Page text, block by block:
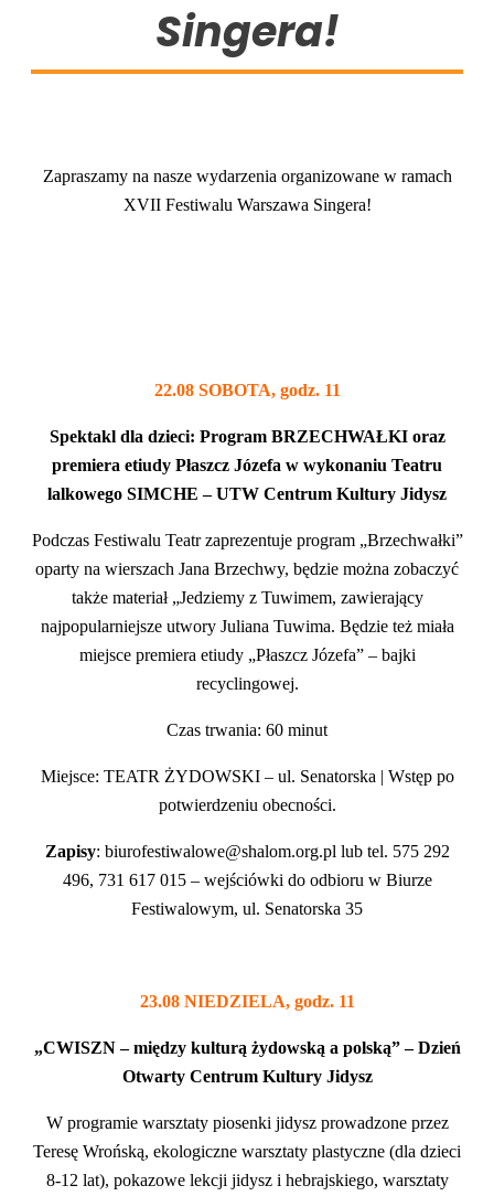
Singera!
Zapraszamy na nasze wydarzenia organizowane w ramach
XVII Festiwalu Warszawa Singera!
22.08 SOBOTA, godz. 11
Spektakl dla dzieci: Program BRZECHWAŁKI oraz
premiera etiudy Płaszcz Józefa w wykonaniu Teatru
lalkowego SIMCHE – UTW Centrum Kultury Jidysz
Podczas Festiwalu Teatr zaprezentuje program „Brzechwałki”
oparty na wierszach Jana Brzechwy, będzie można zobaczyć
także materiał „Jedziemy z Tuwimem, zawierający
najpopularniejsze utwory Juliana Tuwima. Będzie też miała
miejsce premiera etiudy „Płaszcz Józefa” – bajki
recyclingowej.
Czas trwania: 60 minut
Miejsce: TEATR ŻYDOWSKI – ul. Senatorska | Wstęp po
potwierdzeniu obecności.
Zapisy: biurofestiwalowe@shalom.org.pl lub tel. 575 292
496, 731 617 015 – wejściówki do odbioru w Biurze
Festiwalowym, ul. Senatorska 35
23.08 NIEDZIELA, godz. 11
„CWISZN – między kulturą żydowską a polską” – Dzień
Otwarty Centrum Kultury Jidysz
W programie warsztaty piosenki jidysz prowadzone przez
Teresę Wrońską, ekologiczne warsztaty plastyczne (dla dzieci
8-12 lat), pokazowe lekcji jidysz i hebrajskiego, warsztaty